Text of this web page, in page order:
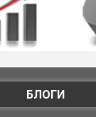
БЛОГИ